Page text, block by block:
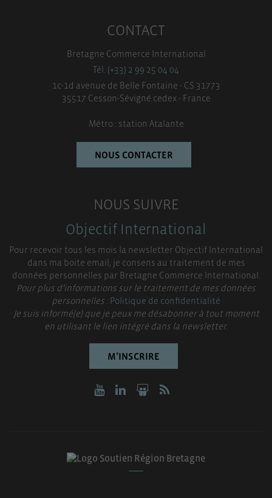
CONTACT
Bretagne Commerce International
Tél. (+33) 2 99 25 04 04
1c-1d avenue de Belle Fontaine - CS 31773
35517 Cesson-Sévigné cedex - France
Métro : station Atalante
NOUS CONTACTER
NOUS SUIVRE
Objectif International
Pour recevoir tous les mois la newsletter Objectif International
dans ma boite email, je consens au traitement de mes
données personnelles par Bretagne Commerce International.
Pour plus d’informations sur le traitement de mes données
personnelles :Politique de confidentialité
Je suis informé(e) que je peux me désabonner à tout moment
en utilisant le lien intégré dans la newsletter.
M’INSCRIRE